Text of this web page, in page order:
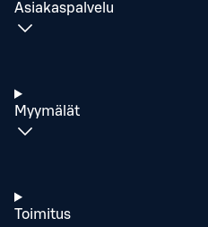
Asiakaspalvelu
Myymälät
Toimitus